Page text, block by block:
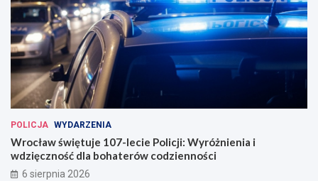
a
w
e
W
r
o
c
ł
w
i
u
w
POLICJA WYDARZENIA
Wrocław świętuje 107-lecie Policji: Wyróżnienia i
wdzięczność dla bohaterów codzienności
6 sierpnia 2026